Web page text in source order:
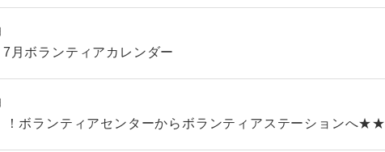
7月ボランティアカレンダー
！ボランティアセンターからボランティアステーションへ★★